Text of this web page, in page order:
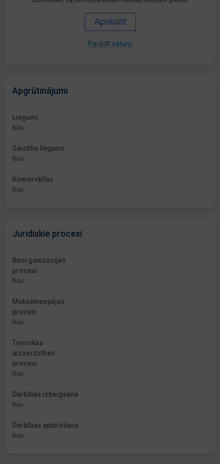
Apskatīt
Parādīt saturu
Apgrūtinājumi
Liegumi
Nav
Saistītie liegumi
Nav
Komercķīlas
Nav
Juridiskie procesi
Reorganizācijas
procesi
Nav
Maksātnespējas
procesi
Nav
Tiesiskās
aizsardzības
procesi
Nav
Darbības izbeigšana
Nav
Darbības apturēšana
Nav